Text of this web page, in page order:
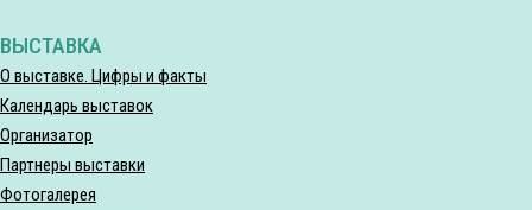
ВЫСТАВКА
О выставке. Цифры и факты
Календарь выставок
Организатор
Партнеры выставки
Фотогалерея